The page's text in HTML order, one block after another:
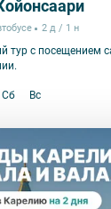
2 д / 1 н
тур с посещением
Сб Вс